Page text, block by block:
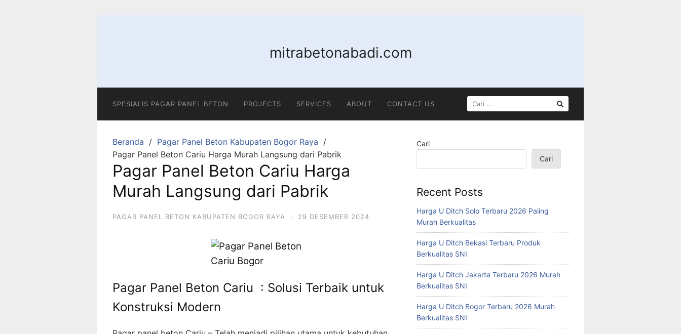
mitrabetonabadi.com
SPESIALIS PAGAR PANEL BETON PROJECTS SERVICES ABOUT CONTACT US
CARI
UNTUK:
Beranda
Pagar Panel Beton Kabupaten Bogor Raya
Pagar Panel Beton Cariu Harga Murah Langsung dari Pabrik
Pagar Panel Beton Cariu Harga
Murah Langsung dari Pabrik
PAGAR PANEL BETON KABUPATEN BOGOR RAYA · 29 DESEMBER 2024
Pagar Panel Beton Cariu : Solusi Terbaik untuk
Konstruksi Modern
Cari
Cari
Recent Posts
Harga U Ditch Solo Terbaru 2026 Paling
Murah Berkualitas
Harga U Ditch Bekasi Terbaru Produk
Berkualitas SNI
Harga U Ditch Jakarta Terbaru 2026 Murah
Berkualitas SNI
Harga U Ditch Bogor Terbaru 2026 Murah
Berkualitas SNI